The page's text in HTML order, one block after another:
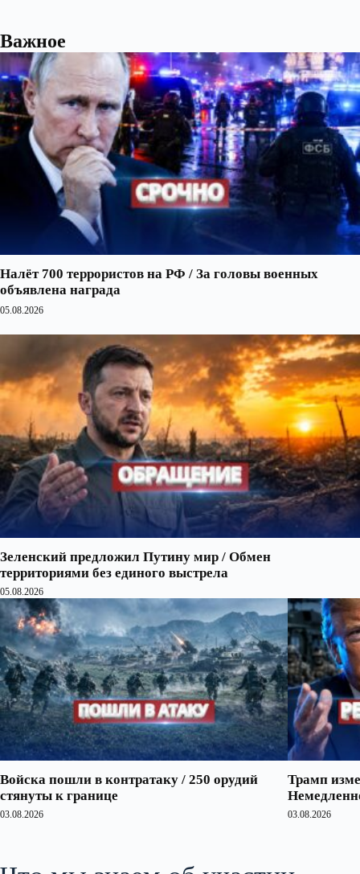
Важное
Налёт 700 террористов на РФ / За головы военных
объявлена награда
05.08.2026
Зеленский предложил Путину мир / Обмен
территориями без единого выстрела
05.08.2026
Войска пошли в контратаку / 250 орудий
стянуты к границе
03.08.2026
Трамп
03.08.2026